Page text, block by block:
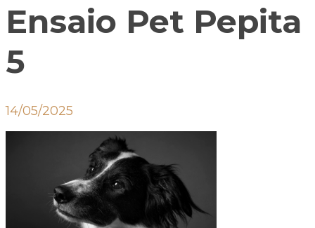
Ensaio Pet Pepita
5
14/05/2025